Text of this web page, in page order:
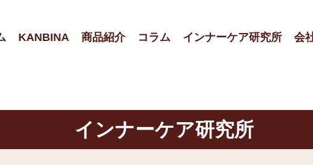
KANBINA 商品紹介 コラム インナーケア研究所 会
インナーケア研究所